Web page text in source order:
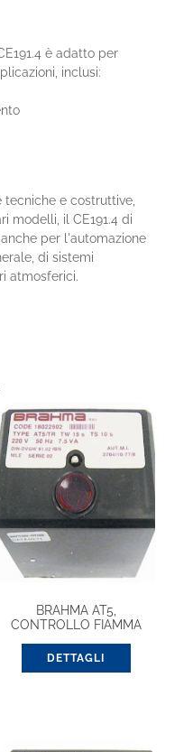
è adatto per
inclusi:
e costruttive,
modelli, il CE191.4 di
per l'automazione
di sistemi
atmosferici.
BRAHMA AT5,
CONTROLLO FIAMMA
DETTAGLI